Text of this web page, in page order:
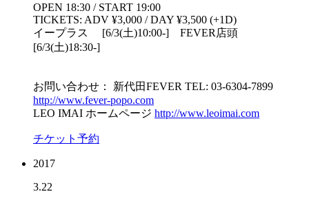
OPEN 18:30 / START 19:00
TICKETS: ADV ¥3,000 / DAY ¥3,500 (+1D)
イープラス [6/3(土)10:00-] FEVER店頭
[6/3(土)18:30-]
お問い合わせ： 新代田FEVER TEL: 03-6304-7899
http://www.fever-popo.com
LEO IMAI ホームページ http://www.leoimai.com
チケット予約
2017
3.22